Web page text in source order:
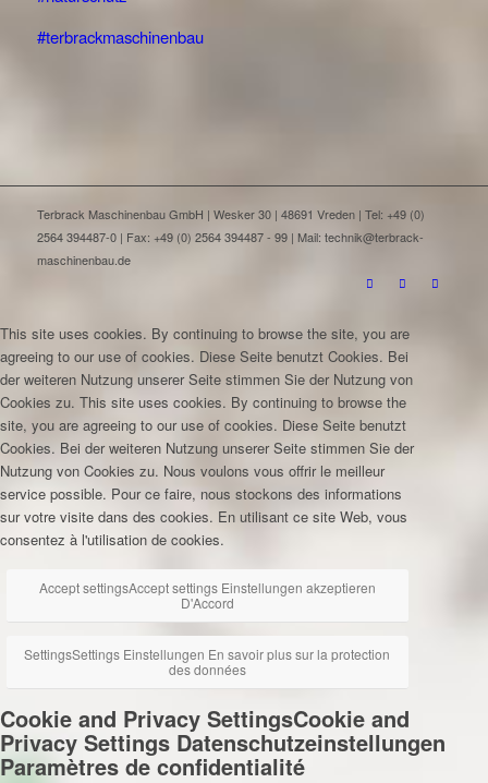
#terbrackmaschinenbau
Terbrack Maschinenbau GmbH | Wesker 30 | 48691 Vreden | Tel: +49 (0)
2564 394487-0 | Fax: +49 (0) 2564 394487 - 99 | Mail: technik@terbrack-
maschinenbau.de
This site uses cookies. By continuing to browse the site, you are
agreeing to our use of cookies. Diese Seite benutzt Cookies. Bei
der weiteren Nutzung unserer Seite stimmen Sie der Nutzung von
Cookies zu. This site uses cookies. By continuing to browse the
site, you are agreeing to our use of cookies. Diese Seite benutzt
Cookies. Bei der weiteren Nutzung unserer Seite stimmen Sie der
Nutzung von Cookies zu. Nous voulons vous offrir le meilleur
service possible. Pour ce faire, nous stockons des informations
sur votre visite dans des cookies. En utilisant ce site Web, vous
consentez à l'utilisation de cookies.
Accept settingsAccept settings Einstellungen akzeptieren
D'Accord
SettingsSettings Einstellungen En savoir plus sur la protection
des données
Cookie and Privacy SettingsCookie and
Privacy Settings Datenschutzeinstellungen
Paramètres de confidentialité